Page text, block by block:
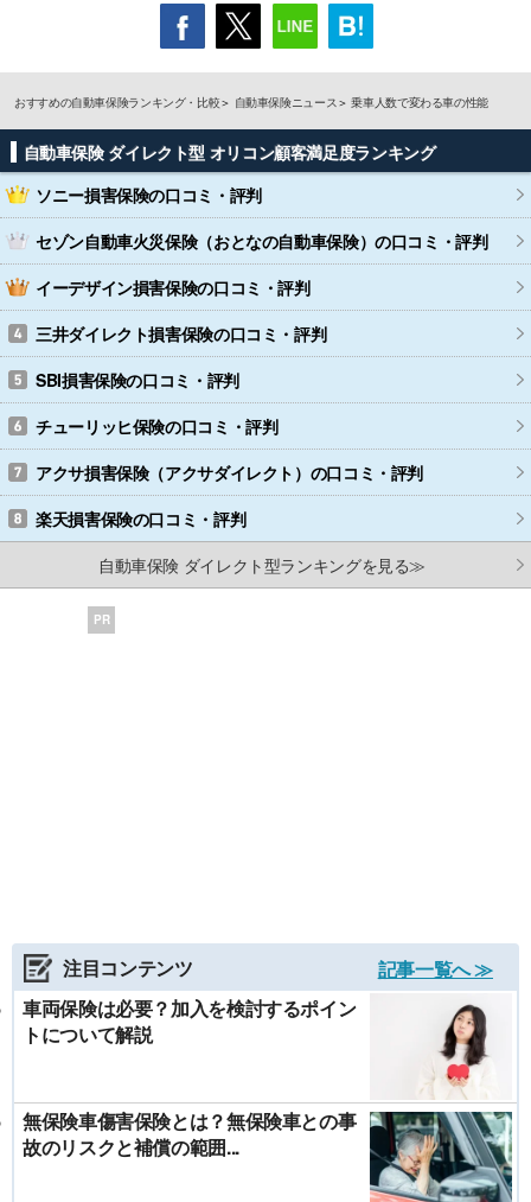
おすすめの自動車保険ランキング・比較 自動車保険ニュース 乗車人数で変わる車の性能
自動車保険 ダイレクト型 オリコン顧客満足度ランキング
ソニー損害保険の口コミ・評判
セゾン自動車火災保険（おとなの自動車保険）の口コミ・評判
イーデザイン損害保険の口コミ・評判
三井ダイレクト損害保険の口コミ・評判
SBI損害保険の口コミ・評判
チューリッヒ保険の口コミ・評判
アクサ損害保険（アクサダイレクト） の口コミ・評判
楽天損害保険の口コミ・評判
自動車保険 ダイレクト型ランキングを見る≫
PR
注目コンテンツ
記事一覧へ ≫
車両保険は必要？加入を検討するポイン
トについて解説
無保険車傷害保険とは？無保険車との事
故のリスクと補償の範囲...